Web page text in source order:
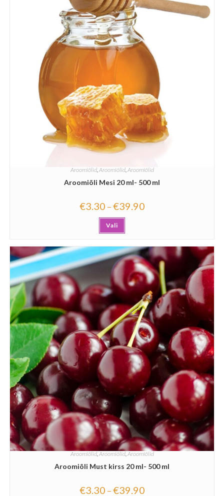
Aroomiõlid,Aroomiõlid,Aroomiõlid
Aroomiõli Mesi 20 ml- 500 ml
€3.30 –€39.90
Vali
Aroomiõlid,Aroomiõlid,Aroomiõlid
Aroomiõli Must kirss 20 ml- 500 ml
€3.30 –€39.90